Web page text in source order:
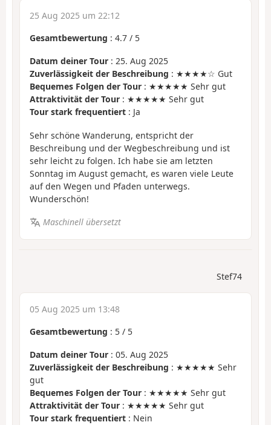
25 Aug 2025 um 22:12
Gesamtbewertung : 4.7 / 5
Datum deiner Tour : 25. Aug 2025
Zuverlässigkeit der Beschreibung : ★★★★☆ Gut
Bequemes Folgen der Tour : ★★★★★ Sehr gut
Attraktivität der Tour : ★★★★★ Sehr gut
Tour stark frequentiert : Ja
Sehr schöne Wanderung, entspricht der
Beschreibung und der Wegbeschreibung und ist
sehr leicht zu folgen. Ich habe sie am letzten
Sonntag im August gemacht, es waren viele Leute
auf den Wegen und Pfaden unterwegs.
Wunderschön!
Maschinell übersetzt
Stef74
05 Aug 2025 um 13:48
Gesamtbewertung : 5 / 5
Datum deiner Tour : 05. Aug 2025
Zuverlässigkeit der Beschreibung : ★★★★★ Sehr
gut
Bequemes Folgen der Tour : ★★★★★ Sehr gut
Attraktivität der Tour : ★★★★★ Sehr gut
Tour stark frequentiert : Nein